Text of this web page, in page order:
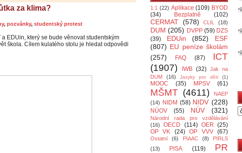
za klima?
, pozvánky, studentský protest
EDUin, který se bude věnovat studentským
škola. Cílem kulatého stolu je hledat odpovědi
1:1 (22) Aplikace (109) BYOD
(34)
Bezplatně (102)
CERMAT (578) CLIL (18)
DUM (205) DVPP (59) DZS
(39)
EDUin (852)
ESF
(807) EU peníze školám
(257)
FAQ (87)
ICT
(1907)
IWB (32) Jak na
DUM
(16) Jazyky pro děti (1)
MOOC (35) MPSV (61)
MŠMT (4611)
NAEP
(14)
NIDM (58) NIDV (228)
NÚOV (55) NÚV (321)
Národní rada pro vzdělávání
(16)
OECD (114) OER (25)
OP VK
(24) OP VVV (67)
Ostatní (6) PIAAC (8)
PIRLS
(13)
PISA (119)
PR